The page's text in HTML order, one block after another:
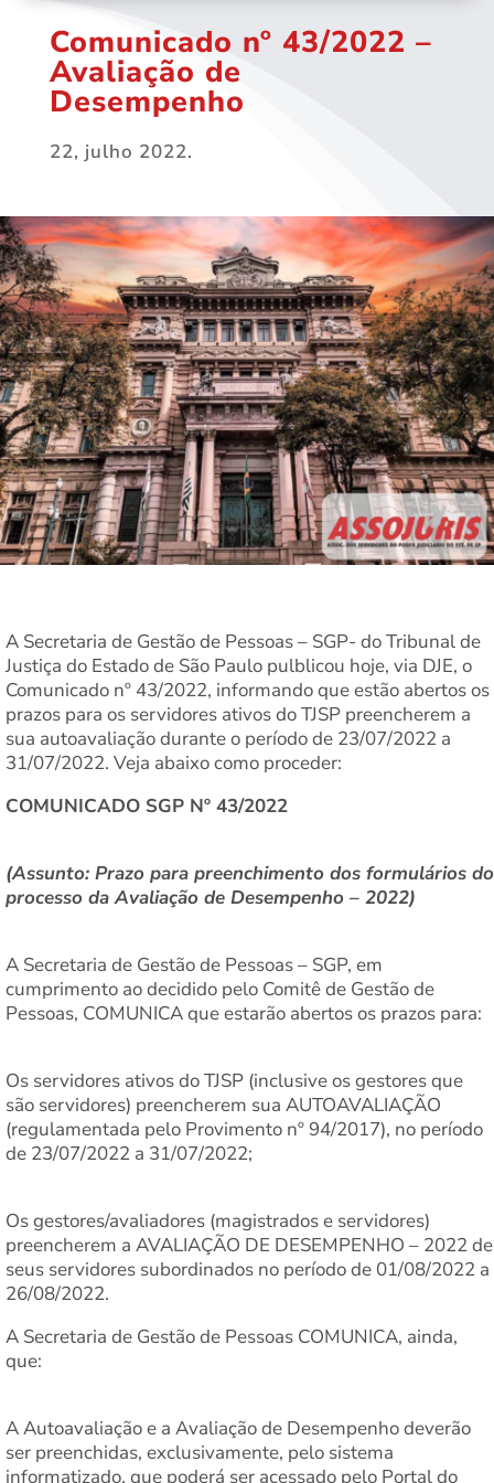
Comunicado nº 43/2022 –
Avaliação de
Desempenho
22, julho 2022.
A Secretaria de Gestão de Pessoas – SGP- do Tribunal de
Justiça do Estado de São Paulo pulblicou hoje, via DJE, o
Comunicado nº 43/2022, informando que estão abertos os
prazos para os servidores ativos do TJSP preencherem a
sua autoavaliação durante o período de 23/07/2022 a
31/07/2022. Veja abaixo como proceder:
COMUNICADO SGP Nº 43/2022
(Assunto: Prazo para preenchimento dos formulários do
processo da Avaliação de Desempenho – 2022)
A Secretaria de Gestão de Pessoas – SGP, em
cumprimento ao decidido pelo Comitê de Gestão de
Pessoas, COMUNICA que estarão abertos os prazos para:
Os servidores ativos do TJSP (inclusive os gestores que
são servidores) preencherem sua AUTOAVALIAÇÃO
(regulamentada pelo Provimento nº 94/2017), no período
de 23/07/2022 a 31/07/2022;
Os gestores/avaliadores (magistrados e servidores)
preencherem a AVALIAÇÃO DE DESEMPENHO – 2022 de
seus servidores subordinados no período de 01/08/2022 a
26/08/2022.
A Secretaria de Gestão de Pessoas COMUNICA, ainda,
que:
A Autoavaliação e a Avaliação de Desempenho deverão
ser preenchidas, exclusivamente, pelo sistema
informatizado, que poderá ser acessado pelo Portal do